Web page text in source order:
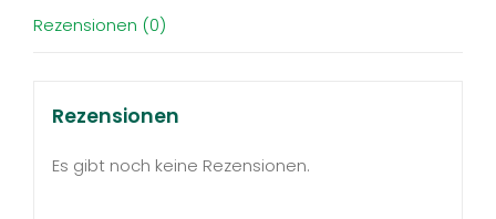
Rezensionen (0)
Rezensionen
Es gibt noch keine Rezensionen.